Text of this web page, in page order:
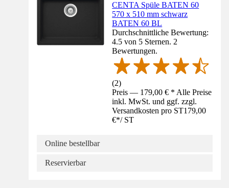
CENTA Spüle BATEN 60
570 x 510 mm schwarz
BATEN 60 BL
Durchschnittliche Bewertung:
4.5 von 5 Sternen. 2
Bewertungen.
(2)
Preis — 179,00 € * Alle Preise
inkl. MwSt. und ggf. zzgl.
Versandkosten pro ST179,00
€*/ ST
Online bestellbar
Reservierbar